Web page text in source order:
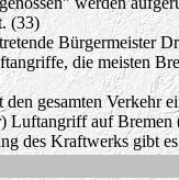
(33)
Bürgermeister
die meisten
gesamten Verkehr
Luftangriff auf Bremen
des Kraftwerks gibt